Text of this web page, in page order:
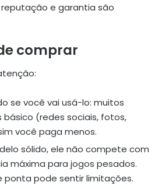
e garantia são
comprar
se você vai usá-lo: muitos
básico (redes sociais, fotos,
você paga menos.
sólido, ele não compete com
máxima para jogos pesados.
pode sentir limitações.